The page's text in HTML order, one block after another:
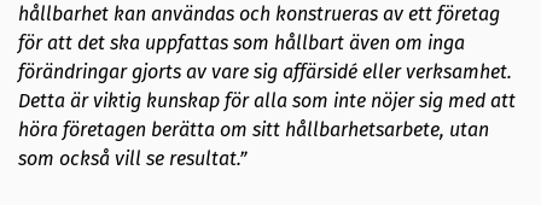
hållbarhet kan användas och konstrueras av ett företag
för att det ska uppfattas som hållbart även om inga
förändringar gjorts av vare sig affärsidé eller verksamhet.
Detta är viktig kunskap för alla som inte nöjer sig med att
höra företagen berätta om sitt hållbarhetsarbete, utan
som också vill se resultat.”